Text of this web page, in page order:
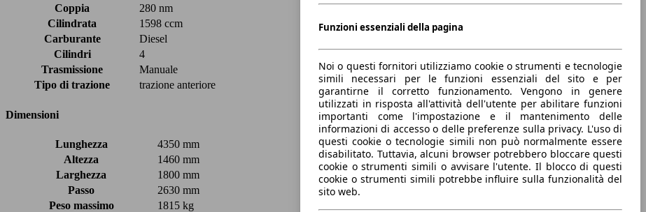
Coppia
280 nm
Cilindrata
1598 ccm
Carburante
Diesel
Cilindri
4
Trasmissione
Manuale
Tipo di trazione
trazione anteriore
Dimensioni
Lunghezza
4350 mm
Altezza
1460 mm
Larghezza
1800 mm
Passo
2630 mm
Peso massimo
1815 kg
Funzioni essenziali della pagina
Noi o questi fornitori utilizziamo cookie o strumenti e tecnologie
simili necessari per le funzioni essenziali del sito e per
garantirne il corretto funzionamento. Vengono in genere
utilizzati in risposta all'attività dell'utente per abilitare funzioni
importanti come l'impostazione e il mantenimento delle
informazioni di accesso o delle preferenze sulla privacy. L'uso di
questi cookie o tecnologie simili non può normalmente essere
disabilitato. Tuttavia, alcuni browser potrebbero bloccare questi
cookie o strumenti simili o avvisare l'utente. Il blocco di questi
cookie o strumenti simili potrebbe influire sulla funzionalità del
sito web.